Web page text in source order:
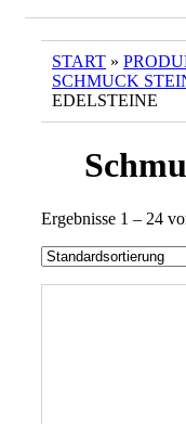
START »
SCHMUCK
EDELSTEINE
Ergebnisse 1 – 24